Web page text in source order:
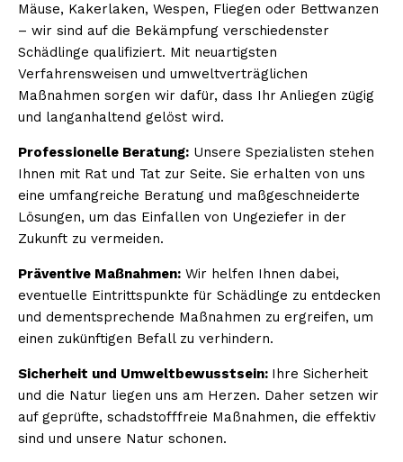
Mäuse, Kakerlaken, Wespen, Fliegen oder Bettwanzen
– wir sind auf die Bekämpfung verschiedenster
Schädlinge qualifiziert. Mit neuartigsten
Verfahrensweisen und umweltverträglichen
Maßnahmen sorgen wir dafür, dass Ihr Anliegen zügig
und langanhaltend gelöst wird.
Professionelle Beratung: Unsere Spezialisten stehen
Ihnen mit Rat und Tat zur Seite. Sie erhalten von uns
eine umfangreiche Beratung und maßgeschneiderte
Lösungen, um das Einfallen von Ungeziefer in der
Zukunft zu vermeiden.
Präventive Maßnahmen: Wir helfen Ihnen dabei,
eventuelle Eintrittspunkte für Schädlinge zu entdecken
und dementsprechende Maßnahmen zu ergreifen, um
einen zukünftigen Befall zu verhindern.
Sicherheit und Umweltbewusstsein: Ihre Sicherheit
und die Natur liegen uns am Herzen. Daher setzen wir
auf geprüfte, schadstofffreie Maßnahmen, die effektiv
sind und unsere Natur schonen.